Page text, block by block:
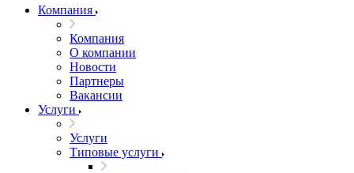
Компания
Компания
О компании
Новости
Партнеры
Вакансии
Услуги
Услуги
Типовые услуги